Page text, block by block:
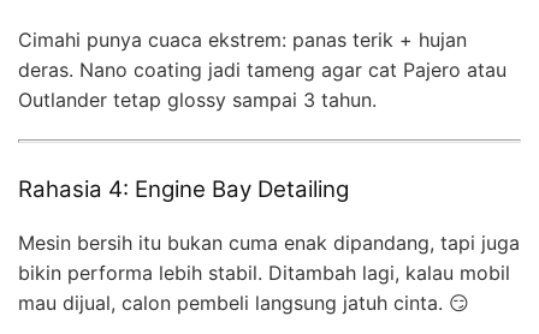
Cimahi punya cuaca ekstrem: panas terik + hujan
deras. Nano coating jadi tameng agar cat Pajero atau
Outlander tetap glossy sampai 3 tahun.
Rahasia 4: Engine Bay Detailing
Mesin bersih itu bukan cuma enak dipandang, tapi juga
bikin performa lebih stabil. Ditambah lagi, kalau mobil
mau dijual, calon pembeli langsung jatuh cinta. 😏